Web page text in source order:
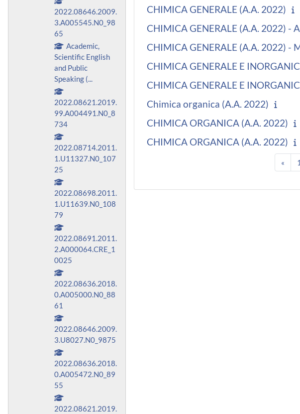
CHIMICA GENERALE (A.A. 2022)
CHIMICA GENERALE (A.A. 2022) -
CHIMICA GENERALE (A.A. 2022) -
CHIMICA GENERALE E
CHIMICA GENERALE E
Chimica organica (A.A. 2022)
CHIMICA ORGANICA (A.A. 2022)
CHIMICA ORGANICA (A.A. 2022)
« 1
2022.08646.2009.
3.A005545.N0_98
65
Academic,
Scientific English
and Public
Speaking (...
2022.08621.2019.
99.A004491.N0_8
734
2022.08714.2011.
1.U11327.N0_107
25
2022.08698.2011.
1.U11639.N0_108
79
2022.08691.2011.
2.A000064.CRE_1
0025
2022.08636.2018.
0.A005000.N0_88
61
2022.08646.2009.
3.U8027.N0_9875
2022.08636.2018.
0.A005472.N0_89
55
2022.08621.2019.